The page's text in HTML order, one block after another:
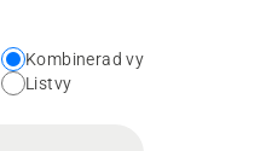
Choose
your
Kombinerad vy
Listvy